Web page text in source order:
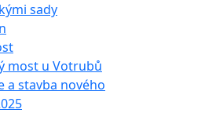
sady
most u Votrubů
a stavba nového